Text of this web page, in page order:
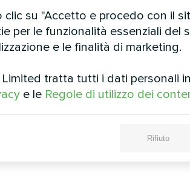
clic su "Accetto e procedo con il
per le funzionalità essenziali del
e le finalità di marketing.
tratta tutti i dati personali
e le Regole di utilizzo dei
Rifiuto